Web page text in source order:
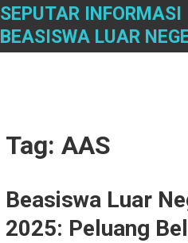
Skip
content
SEPUTAR INFORMASI
BEASISWA LUAR
Tag: AAS
Beasiswa Luar
2025: Peluang